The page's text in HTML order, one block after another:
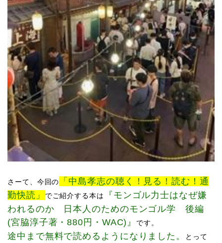
さーて、​ 今回の
「中島孝志の聴く！見る！読む！通
勤快読」
でご紹介する本は 『 モンゴル力士はなぜ嫌
われるのか 日本人のためのモンゴル学 後編
(宮脇淳子著・880円・WAC) 』 です。
途中まで無料で読めるようになりました。
とって